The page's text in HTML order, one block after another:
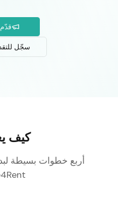
قدّم
سجّل
كيف
أربع خطوات بسيطة